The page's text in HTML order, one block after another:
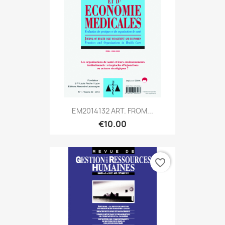
EM2014132 ART. FROM...
€10.00
favorite_border